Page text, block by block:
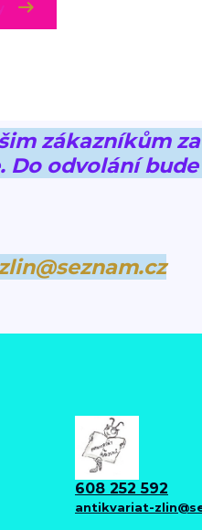
zákazníkům
Do odvolání
608 252 592
antikvariat-